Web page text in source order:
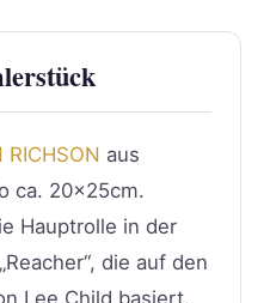
RICHSON aus
ca. 20x25cm.
Hauptrolle in der
die auf den
Lee Child basiert.